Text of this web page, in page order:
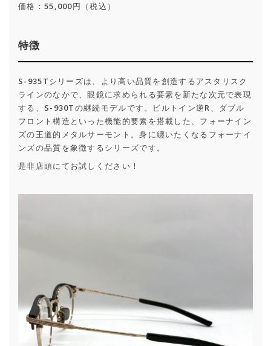
価格：55,000円（税込）
特徴
S-935Tシリーズは、より高い品質を創造するアスタリスク
ラインのなかで、眼鏡に求められる要素を新たな次元で表現
する、S-930Tの継続モデルです。ビルトイン逆R、ダブル
フロント構造といった機能的要素を搭載した、フォーナイン
ズの王道的メタルサーモント。身に纏いたくなるフォーナイ
ンズの品質を象徴するシリーズです。
是非店頭にてお試しください！